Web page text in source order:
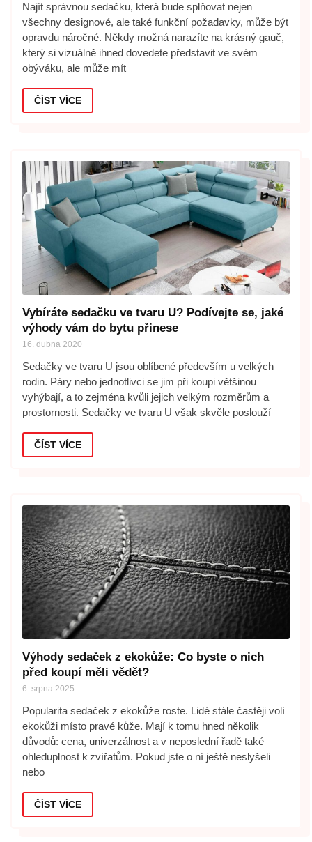
Najít správnou sedačku, která bude splňovat nejen
všechny designové, ale také funkční požadavky, může být
opravdu náročné. Někdy možná narazíte na krásný gauč,
který si vizuálně ihned dovedete představit ve svém
obýváku, ale může mít
ČÍST VÍCE
Vybíráte sedačku ve tvaru U? Podívejte se, jaké
výhody vám do bytu přinese
16. dubna 2020
Sedačky ve tvaru U jsou oblíbené především u velkých
rodin. Páry nebo jednotlivci se jim při koupi většinou
vyhýbají, a to zejména kvůli jejich velkým rozměrům a
prostornosti. Sedačky ve tvaru U však skvěle poslouží
ČÍST VÍCE
Výhody sedaček z ekokůže: Co byste o nich
před koupí měli vědět?
6. srpna 2025
Popularita sedaček z ekokůže roste. Lidé stále častěji volí
ekokůži místo pravé kůže. Mají k tomu hned několik
důvodů: cena, univerzálnost a v neposlední řadě také
ohleduplnost k zvířatům. Pokud jste o ní ještě neslyšeli
nebo
ČÍST VÍCE